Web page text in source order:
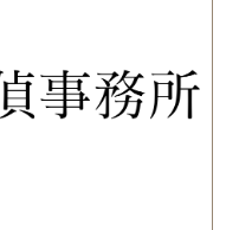
とうございました。